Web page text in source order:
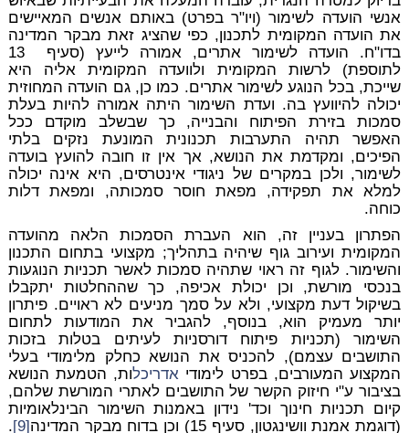
אנשי הועדה לשימור (ויו"ר בפרט) באותם אנשים המאיישים
את הועדה המקומית לתכנון, כפי שהציג זאת מבקר המדינה
בדו"ח. הועדה לשימור אתרים, אמורה לייעץ (סעיף 13
לתוספת) לרשות המקומית ולוועדה המקומית אליה היא
שייכת, בכל הנוגע לשימור אתרים. כמו כן, גם הועדה המחוזית
יכולה להיוועץ בה. ועדת השימור היתה אמורה להיות בעלת
סמכות בזירת הפיתוח והבנייה, כך שבשלב מוקדם ככל
האפשר תהיה התערבות תכנונית המונעת נזקים בלתי
הפיכים, ומקדמת את הנושא, אך אין זו חובה להועץ בועדה
לשימור, ולכן במקרים של ניגודי אינטרסים, היא אינה יכולה
למלא את תפקידה, מפאת חוסר סמכותה, ומפאת דלות
כוחה.
הפתרון בעניין זה, הוא העברת הסמכות הלאה מהועדה
המקומית ועירוב גוף שיהיה בתהליך; מקצועי בתחום התכנון
והשימור. לגוף זה ראוי שתהיה סמכות לאשר תכניות הנוגעות
בנכסי מורשת, וכן יכולת אכיפה, כך שההחלטות יתקבלו
בשיקול דעת מקצועי, ולא על סמך מניעים לא ראויים. פיתרון
יותר מעמיק הוא, בנוסף, להגביר את המודעות לתחום
השימור (תכניות פיתוח דורסניות לעיתים בטלות בזכות
התושבים עצמם), להכניס את הנושא כחלק מלימודי בעלי
המקצוע המעורבים, בפרט לימודי אדריכלות, הטמעת הנושא
בציבור ע"י חיזוק הקשר של התושבים לאתרי המורשת שלהם,
קיום תכניות חינוך וכד' נידון באמנות השימור הבינלאומיות
(דוגמת אמנת וושינגטון, סעיף 15) וכן בדוח מבקר המדינה
[9]
.